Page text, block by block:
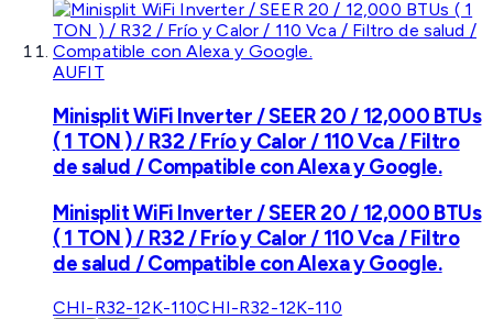
AUFIT
Minisplit WiFi Inverter / SEER 20 / 12,000 BTUs
( 1 TON ) / R32 / Frío y Calor / 110 Vca / Filtro
de salud / Compatible con Alexa y Google.
Minisplit WiFi Inverter / SEER 20 / 12,000 BTUs
( 1 TON ) / R32 / Frío y Calor / 110 Vca / Filtro
de salud / Compatible con Alexa y Google.
CHI-R32-12K-110CHI-R32-12K-110